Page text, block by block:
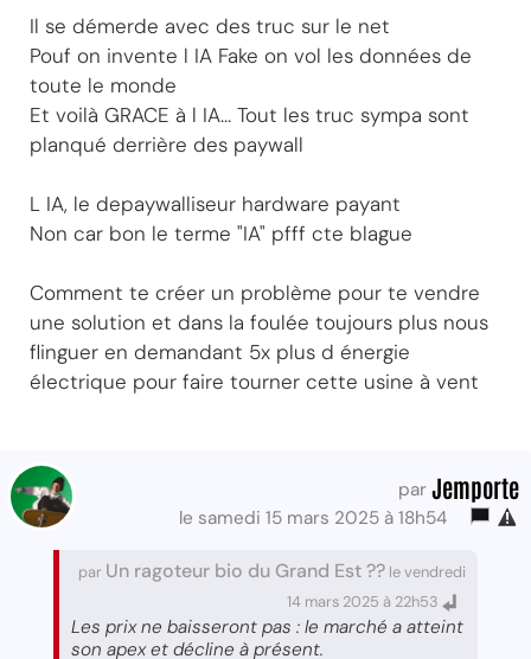
Il se démerde avec des truc sur le net
Pouf on invente l IA Fake on vol les données de
toute le monde
Et voilà GRACE à l IA... Tout les truc sympa sont
planqué derrière des paywall
L IA, le depaywalliseur hardware payant
Non car bon le terme "IA" pfff cte blague
Comment te créer un problème pour te vendre
une solution et dans la foulée toujours plus nous
flinguer en demandant 5x plus d énergie
électrique pour faire tourner cette usine à vent
par Jemporte
le samedi 15 mars 2025 à 18h54
par Un ragoteur bio du Grand Est ?? le vendredi
14 mars 2025 à 22h53
Les prix ne baisseront pas : le marché a atteint
son apex et décline à présent.